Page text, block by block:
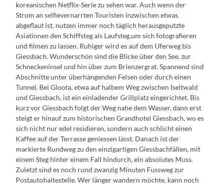
koreanischen Netflix-Serie zu sehen war. Auch wenn der
Strom an selfievernarrten Touristen inzwischen etwas
abgeflaut ist, nutzen immer noch täglich herausgeputzte
Asiatinnen den Schiffsteg als Laufsteg,um sich fotografieren
und filmen zu lassen. Ruhiger wird es auf dem Uferweg bis
Giessbach. Wunderschön sind die Blicke über den See, zur
Schneckeninsel und hin über zum Brienzergrat. Spannend sind
Abschnitte unter überhängenden Felsen oder durch einen
Tunnel. Bei Gloota, etwa auf halbem Weg zwischen Iseltwald
und Giessbach, ist ein einladender Grillplatz eingerichtet. Bis
kurz vor Giessbach folgt der Weg nahe dem Wasser, dann erst
steigt er hinauf zum historischen Grandhotel Giessbach, wo es
sich nicht nur edel residieren, sondern auch schlicht einen
Kaffee auf der Terrasse geniessen lässt. Danach ist der
markierte Rundweg zu den einzigartigen Giessbachfällen, mit
einem Steg hinter einem Fall hindurch, ein absolutes Muss.
Zuletzt sind es noch rund zwanzig Minuten Fussweg zur
Postautohaltestelle. Wer länger wandern möchte, kann noch